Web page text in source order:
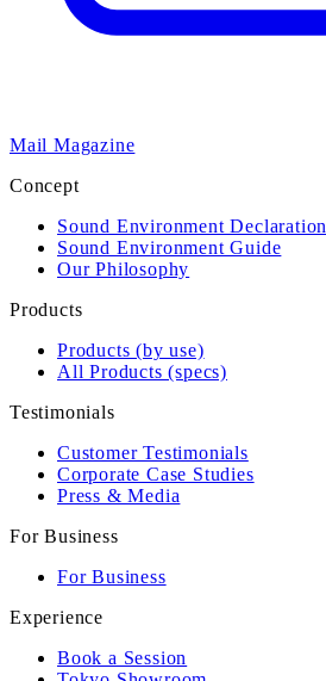
Mail Magazine
Concept
Sound Environment Declaration
Sound Environment Guide
Our Philosophy
Products
Products (by use)
All Products (specs)
Testimonials
Customer Testimonials
Corporate Case Studies
Press & Media
For Business
For Business
Experience
Book a Session